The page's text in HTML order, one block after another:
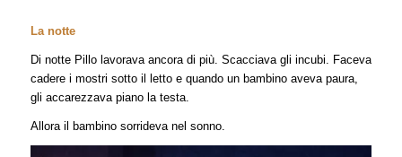
La notte
Di notte Pillo lavorava ancora di più. Scacciava gli incubi. Faceva
cadere i mostri sotto il letto e quando un bambino aveva paura,
gli accarezzava piano la testa.
Allora il bambino sorrideva nel sonno.